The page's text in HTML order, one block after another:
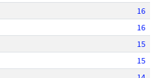
16
16
15
15